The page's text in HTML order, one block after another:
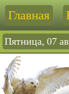
Главная
Пятница, 07